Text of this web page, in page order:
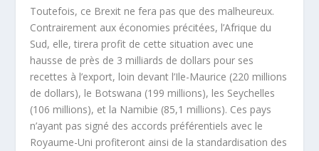
Toutefois, ce Brexit ne fera pas que des malheureux.
Contrairement aux économies précitées, l’Afrique du
Sud, elle, tirera profit de cette situation avec une
hausse de près de 3 milliards de dollars pour ses
recettes à l’export, loin devant l’Ile-Maurice (220 millions
de dollars), le Botswana (199 millions), les Seychelles
(106 millions), et la Namibie (85,1 millions). Ces pays
n’ayant pas signé des accords préférentiels avec le
Royaume-Uni profiteront ainsi de la standardisation des